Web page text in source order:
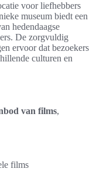
voor liefhebbers
museum biedt een
hedendaagse
De zorgvuldig
ervoor dat bezoekers
culturen en
van films,
films